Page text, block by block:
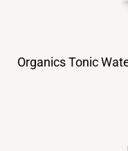
Organics Tonic